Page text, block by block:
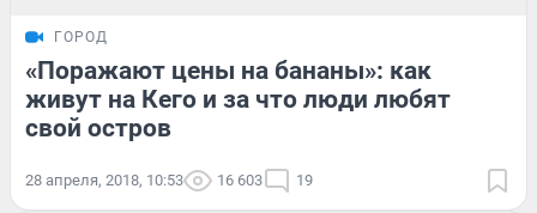
ГОРОД
«Поражают цены на бананы»: как
живут на Кего и за что люди любят
свой остров
28 апреля, 2018, 10:53 16 603 19